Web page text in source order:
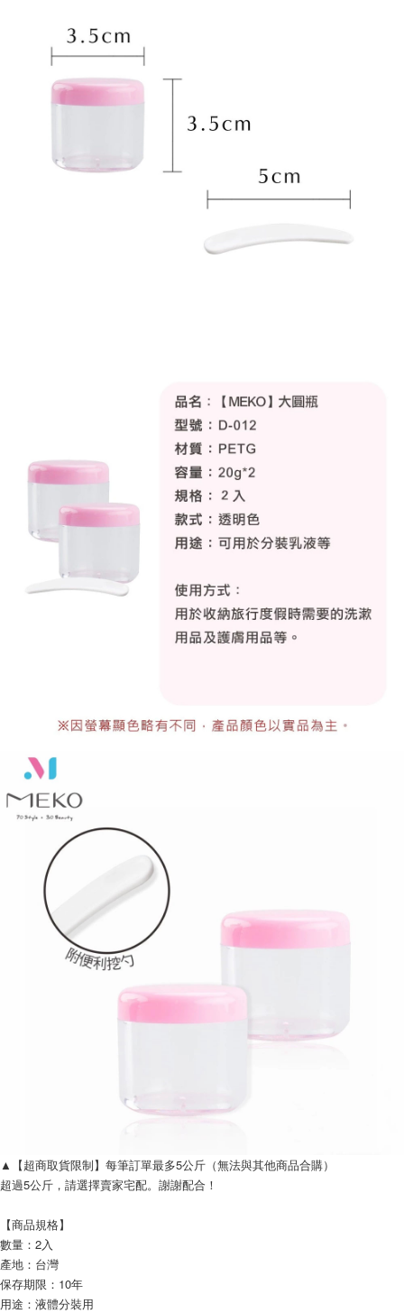
▲【超商取貨限制】每筆訂單最多5公斤（無法與其他商品合購）
超過5公斤，請選擇賣家宅配。謝謝配合！
【商品規格】
數量：2入
產地：台灣
保存期限：10年
用途：液體分裝用